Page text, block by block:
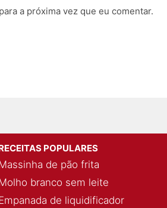
a próxima vez que eu comentar.
POPULARES
de pão frita
branco sem leite
de liquidificador